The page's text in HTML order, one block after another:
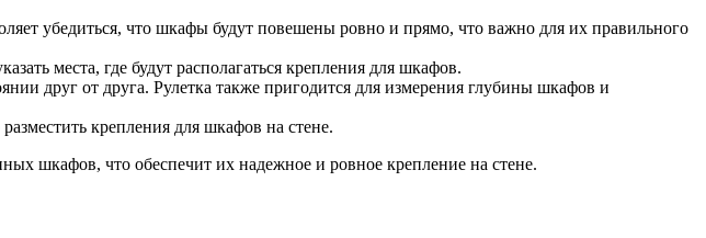
убедиться, что шкафы будут повешены ровно и прямо, что важно для их правильного
места, где будут располагаться крепления для шкафов.
друг от друга. Рулетка также пригодится для измерения глубины шкафов и
крепления для шкафов на стене.
шкафов, что обеспечит их надежное и ровное крепление на стене.